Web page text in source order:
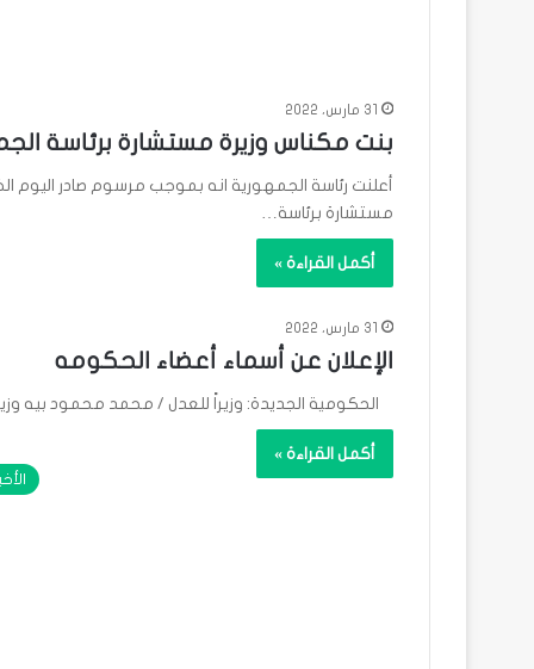
31 مارس، 2022
بنت مكناس وزيرة مستشارة برئاسة
أعلنت رئاسة الجمهورية انه بموجب مرسوم صادر اليوم
مستشارة برئاسة…
أكمل القراءة »
31 مارس، 2022
الإعلان عن أسماء أعضاء الحكومه
الحكومية الجديدة: وزيراً للعدل / محمد محمود بيه
أكمل القراءة »